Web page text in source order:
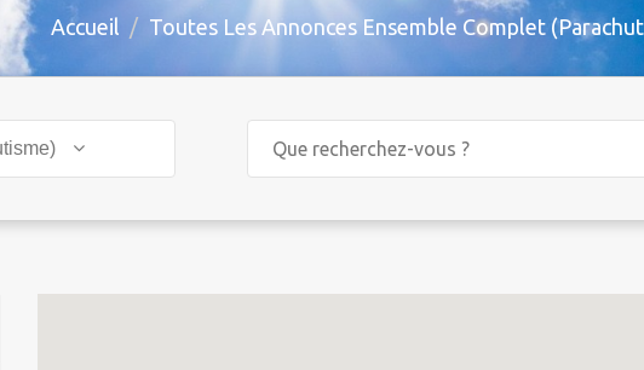
Accueil Toutes Les Annonces Ensemble Complet